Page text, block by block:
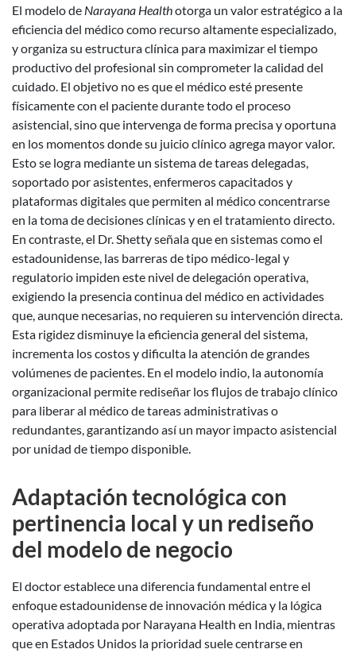
El modelo de Narayana Healthotorga un valor estratégico a la
eficiencia del médico como recurso altamente especializado,
y organiza su estructura clínica para maximizar el tiempo
productivo del profesional sin comprometer la calidad del
cuidado. El objetivo no es que el médico esté presente
físicamente con el paciente durante todo el proceso
asistencial, sino que intervenga de forma precisa y oportuna
en los momentos donde su juicio clínico agrega mayor valor.
Esto se logra mediante un sistema de tareas delegadas,
soportado por asistentes, enfermeros capacitados y
plataformas digitales que permiten al médico concentrarse
en la toma de decisiones clínicas y en el tratamiento directo.
En contraste, el Dr. Shetty señala que en sistemas como el
estadounidense, las barreras de tipo médico-legal y
regulatorio impiden este nivel de delegación operativa,
exigiendo la presencia continua del médico en actividades
que, aunque necesarias, no requieren su intervención directa.
Esta rigidez disminuye la eficiencia general del sistema,
incrementa los costos y dificulta la atención de grandes
volúmenes de pacientes. En el modelo indio, la autonomía
organizacional permite rediseñar los flujos de trabajo clínico
para liberar al médico de tareas administrativas o
redundantes, garantizando así un mayor impacto asistencial
por unidad de tiempo disponible.
Adaptación tecnológica con
pertinencia local y un rediseño
del modelo de negocio
El doctor establece una diferencia fundamental entre el
enfoque estadounidense de innovación médica y la lógica
operativa adoptada por Narayana Health en India, mientras
que en Estados Unidos la prioridad suele centrarse en